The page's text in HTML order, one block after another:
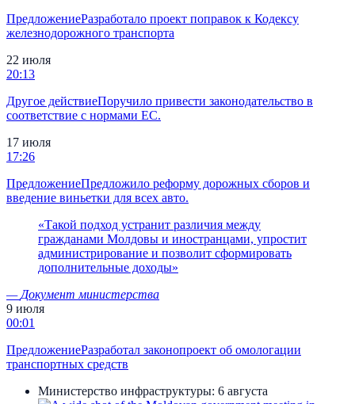
ПредложениеРазработало проект поправок к Кодексу
железнодорожного транспорта
22 июля
20:13
Другое действиеПоручило привести законодательство в
соответствие с нормами ЕС.
17 июля
17:26
ПредложениеПредложило реформу дорожных сборов и
введение виньетки для всех авто.
«Такой подход устранит различия между
гражданами Молдовы и иностранцами, упростит
администрирование и позволит сформировать
дополнительные доходы»
— Документ министерства
9 июля
00:01
ПредложениеРазработал законопроект об омологации
транспортных средств
Министерство инфраструктуры: 6 августа